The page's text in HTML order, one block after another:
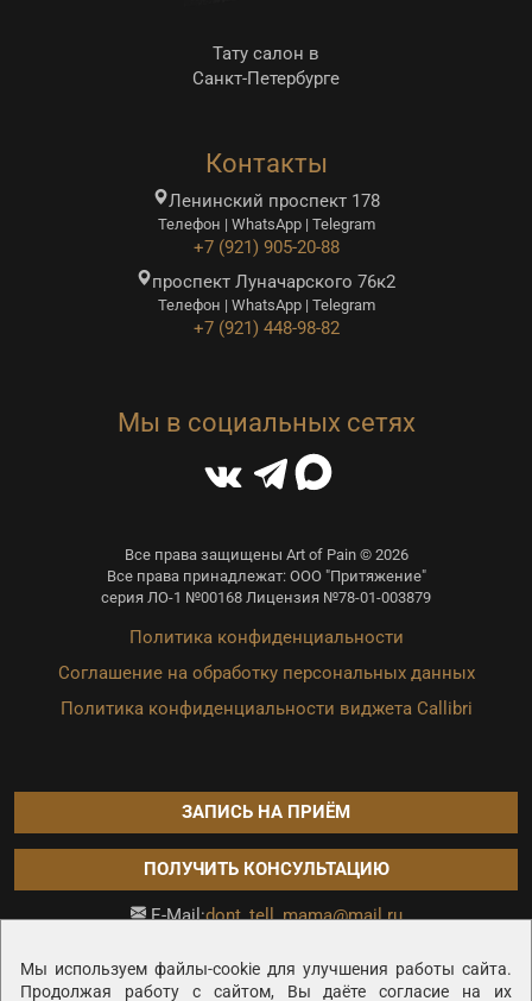
Мы используем файлы-cookie для улучшения работы сайта.
Продолжая работу с сайтом, Вы даёте согласие на их
Тату салон в
Санкт-Петербурге
Контакты
Ленинский проспект 178
Телефон | WhatsApp | Telegram
+7 (921) 905-20-88
проспект Луначарского 76к2
Телефон | WhatsApp | Telegram
+7 (921) 448-98-82
Мы в социальных сетях
Все права защищены Art of Pain © 2026
Все права принадлежат: ООО "Притяжение"
серия ЛО-1 №00168 Лицензия №78-01-003879
Политика конфиденциальности
Соглашение на обработку персональных данных
Политика конфиденциальности виджета Callibri
ЗАПИСЬ НА ПРИЁМ
ПОЛУЧИТЬ КОНСУЛЬТАЦИЮ
E-Mail:dont_tell_mama@mail.ru